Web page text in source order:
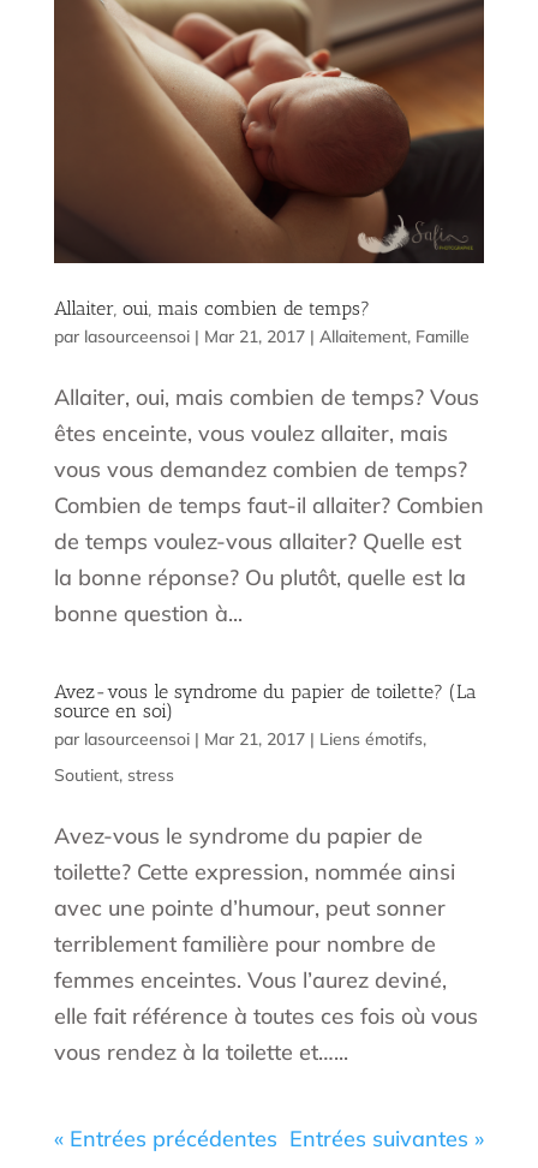
Allaiter, oui, mais combien de temps?
par lasourceensoi| Mar 21, 2017| Allaitement, Famille
Allaiter, oui, mais combien de temps? Vous
êtes enceinte, vous voulez allaiter, mais
vous vous demandez combien de temps?
Combien de temps faut-il allaiter? Combien
de temps voulez-vous allaiter? Quelle est
la bonne réponse? Ou plutôt, quelle est la
bonne question à...
Avez-vous le syndrome du papier de toilette? (La
source en soi)
par lasourceensoi| Mar 21, 2017| Liens émotifs,
Soutient, stress
Avez-vous le syndrome du papier de
toilette? Cette expression, nommée ainsi
avec une pointe d’humour, peut sonner
terriblement familière pour nombre de
femmes enceintes. Vous l’aurez deviné,
elle fait référence à toutes ces fois où vous
vous rendez à la toilette et…...
« Entrées précédentes Entrées suivantes »